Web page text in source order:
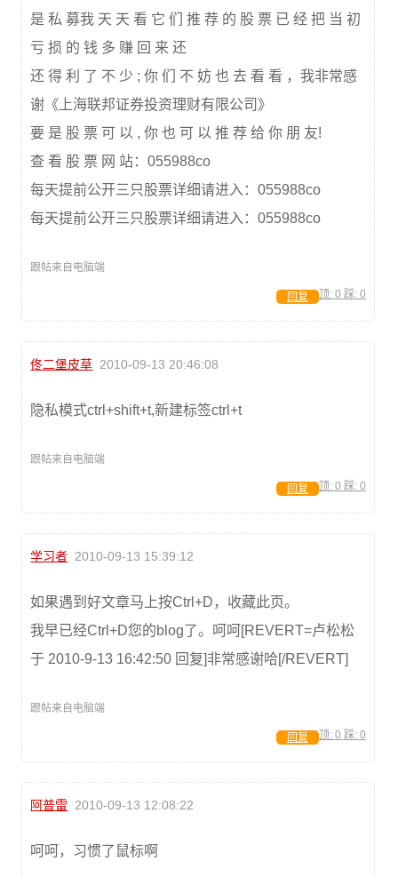
是 私 募我 天 天 看 它 们 推 荐 的 股 票 已 经 把 当 初
亏 损 的 钱 多 赚 回 来 还
还 得 利 了 不 少 ; 你 们 不 妨 也 去 看 看 ，我非常感
谢《上海联邦证券投资理财有限公司》
要 是 股 票 可 以 , 你 也 可 以 推 荐 给 你 朋 友!
查 看 股 票 网 站：055988co
每天提前公开三只股票详细请进入：055988co
每天提前公开三只股票详细请进入：055988co
跟帖来自电脑端
顶: 0 踩: 0
回复
佟二堡皮草 2010-09-13 20:46:08
隐私模式ctrl+shift+t,新建标签ctrl+t
跟帖来自电脑端
顶: 0 踩: 0
回复
学习者 2010-09-13 15:39:12
如果遇到好文章马上按Ctrl+D，收藏此页。
我早已经Ctrl+D您的blog了。呵呵[REVERT=卢松松
于 2010-9-13 16:42:50 回复]非常感谢哈[/REVERT]
跟帖来自电脑端
顶: 0 踩: 0
回复
阿普雷 2010-09-13 12:08:22
呵呵，习惯了鼠标啊